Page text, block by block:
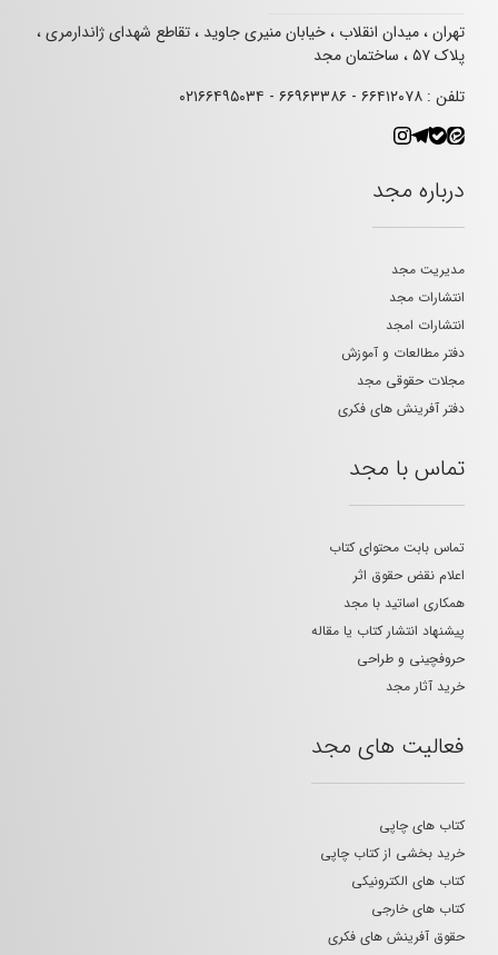
تهران ، میدان انقلاب ، خیابان منیری جاوید ، تقاطع شهدای ژاندارمری ،
پلاک ۵۷ ، ساختمان مجد
تلفن : ۶۶۴۱۲۰۷۸ - ۶۶۹۶۳۳۸۶ - ۰۲۱۶۶۴۹۵۰۳۴
درباره مجد
مدیریت مجد
انتشارات مجد
انتشارات امجد
دفتر مطالعات و آموزش
مجلات حقوقی مجد
دفتر آفرینش های فکری
تماس با مجد
تماس بابت محتوای کتاب
اعلام نقض حقوق اثر
همکاری اساتید با مجد
پیشنهاد انتشار کتاب یا مقاله
حروفچینی و طراحی
خرید آثار مجد
فعالیت های مجد
کتاب های چاپی
خرید بخشی از کتاب چاپی
کتاب های الکترونیکی
کتاب های خارجی
حقوق آفرینش های فکری